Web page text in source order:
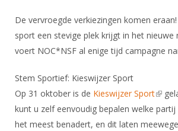
De vervroegde verkiezingen komen
sport een stevige plek krijgt in het nieuwe
voert NOC*NSF al enige tijd campagne
Stem Sportief: Kieswijzer Sport
Op 31 oktober is de Kieswijzer Sport(link
kunt u zelf eenvoudig bepalen welke
het meest benadert, en dit laten